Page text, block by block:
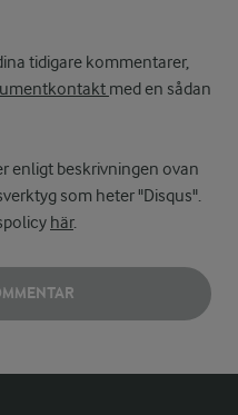
tidigare kommentarer,
med en sådan
enligt beskrivningen ovan
som heter "Disqus".
här.